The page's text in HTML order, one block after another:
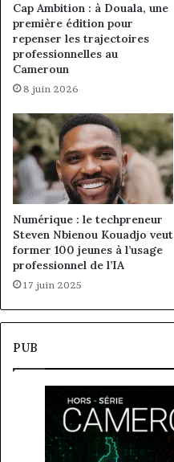
Cap Ambition : à Douala, une
première édition pour
repenser les trajectoires
professionnelles au
Cameroun
8 juin 2026
Numérique : le techpreneur
Steven Nbienou Kouadjo veut
former 100 jeunes à l’usage
professionnel de l’IA
17 juin 2025
PUB